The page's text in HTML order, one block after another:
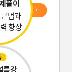
풀이
법과
향상
특강